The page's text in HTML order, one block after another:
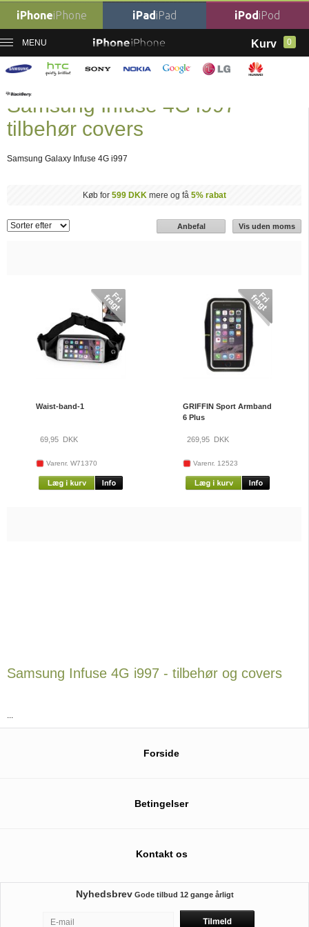
iPhoneiPhone iPadiPad iPodiPod
MENU Kurv 0
Mobil tilbehør
Samsung Infuse 4G i997 tilbehør
Samsung Infuse 4G i997
tilbehør covers
Samsung Galaxy Infuse 4G i997
Køb for 599 DKKmere og få 5% rabat
Anbefal Vis uden moms
Waist-band-1
69,95DKK
Varenr. W71370
GRIFFIN Sport Armband
6 Plus
269,95 DKK
Varenr. 12523
Samsung Infuse 4G i997 - tilbehør og covers
...
Forside
Betingelser
Kontakt os
Nyhedsbrev Gode tilbud 12 gange årligt